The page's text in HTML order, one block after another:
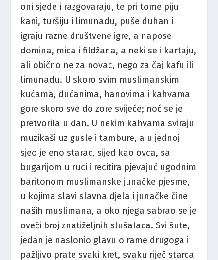
oni sjede i razgovaraju, te pri tome piju
kani, turšiju i limunadu, puše duhan i
igraju razne društvene igre, a napose
domina, mica i fildžana, a neki se i kartaju,
ali obično ne za novac, nego za čaj kafu ili
limunadu. U skoro svim muslimanskim
kućama, dućanima, hanovima i kahvama
gore skoro sve do zore svijeće; noć se je
pretvorila u dan. U nekim kahvama sviraju
muzikaši uz gusle i tambure, a u jednoj
sjeo je eno starac, sijed kao ovca, sa
bugarijom u ruci i recitira pjevajuć ugodnim
baritonom muslimanske junačke pjesme,
u kojima slavi slavna djela i junačke čine
naših muslimana, a oko njega sabrao se je
oveći broj znatiželjnih slušalaca. Svi šute,
jedan je naslonio glavu o rame drugoga i
pažljivo prate svaki kret, svaku riječ starca